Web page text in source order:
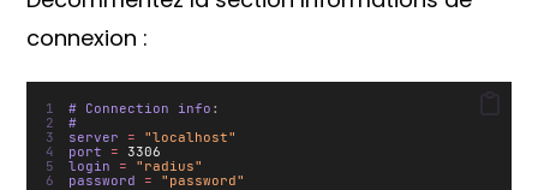
connexion :
# Connection info :
#
server =
"localhost"
port =
3306
login =
"radius"
password = "password"